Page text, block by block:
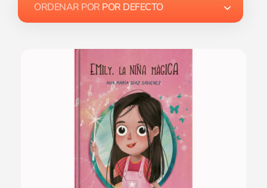
ORDENAR POR POR DEFECTO